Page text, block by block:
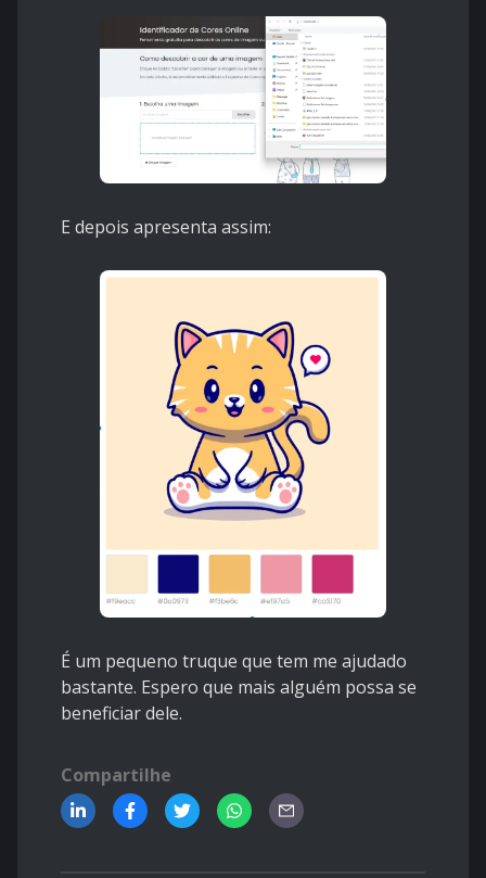
E depois apresenta assim:
É um pequeno truque que tem me ajudado
bastante. Espero que mais alguém possa se
beneficiar dele.
Compartilhe